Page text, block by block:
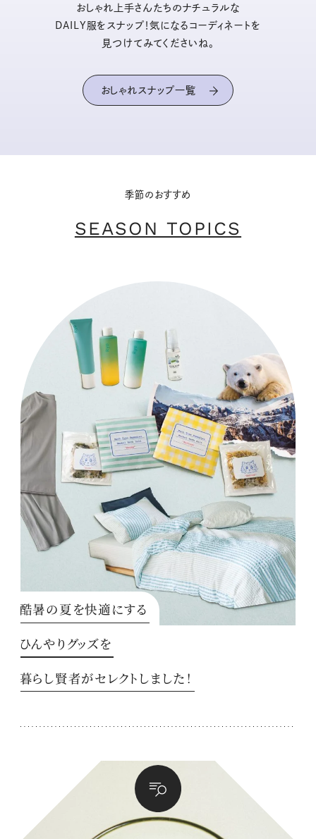
おしゃれ上手さんたちのナチュラルな
DAILY服をスナップ！気になるコーディネートを
見つけてみてくださいね。
おしゃれスナップ一覧
季節のおすすめ
SEASON TOPICS
酷暑の夏を快適にする
ひんやりグッズを
暮らし賢者がセレクトしました！